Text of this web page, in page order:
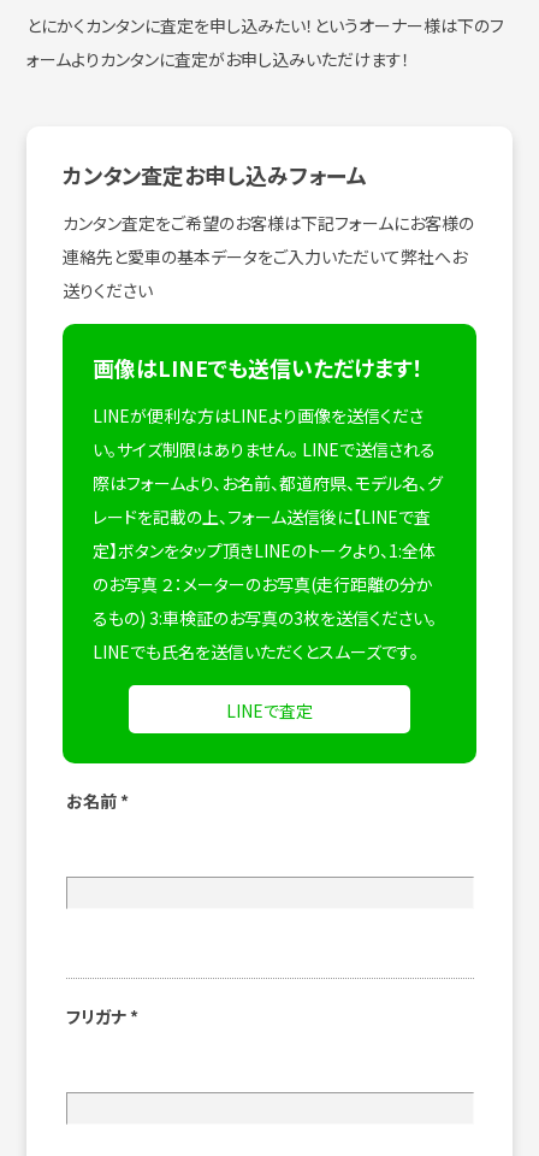
とにかくカンタンに査定を申し込みたい！ というオーナー様は下のフ
ォームよりカンタンに査定がお申し込みいただけます！
カンタン査定お申し込みフォーム
カンタン査定をご希望のお客様は下記フォームにお客様の
連絡先と愛車の基本データをご入力いただいて弊社へお
送りください
画像はLINEでも送信いただけます！
LINEが便利な方はLINEより画像を送信くださ
い。サイズ制限はありません。 LINEで送信される
際はフォームより、お名前、都道府県、モデル名、グ
レードを記載の上、フォーム送信後に【LINEで査
定】ボタンをタップ頂きLINEのトークより、1:全体
のお写真 ２：メーターのお写真(走行距離の分か
るもの) 3:車検証のお写真の3枚を送信ください。
LINEでも氏名を送信いただくとスムーズです。
LINEで査定
お名前 *
フリガナ *